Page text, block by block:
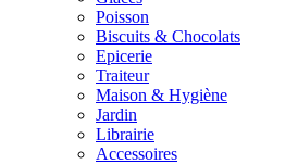
Poisson
Biscuits & Chocolats
Epicerie
Traiteur
Maison & Hygiène
Jardin
Librairie
Accessoires